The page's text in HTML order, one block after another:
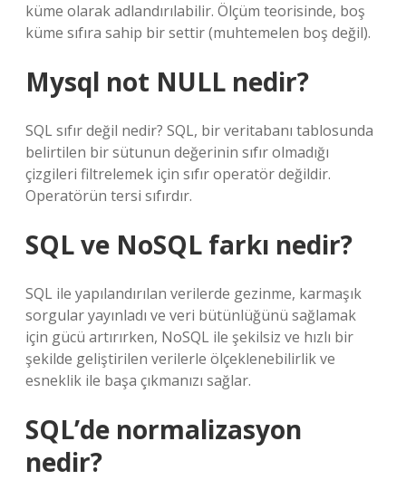
küme olarak adlandırılabilir. Ölçüm teorisinde, boş
küme sıfıra sahip bir settir (muhtemelen boş değil).
Mysql not NULL nedir?
SQL sıfır değil nedir? SQL, bir veritabanı tablosunda
belirtilen bir sütunun değerinin sıfır olmadığı
çizgileri filtrelemek için sıfır operatör değildir.
Operatörün tersi sıfırdır.
SQL ve NoSQL farkı nedir?
SQL ile yapılandırılan verilerde gezinme, karmaşık
sorgular yayınladı ve veri bütünlüğünü sağlamak
için gücü artırırken, NoSQL ile şekilsiz ve hızlı bir
şekilde geliştirilen verilerle ölçeklenebilirlik ve
esneklik ile başa çıkmanızı sağlar.
SQL’de normalizasyon
nedir?